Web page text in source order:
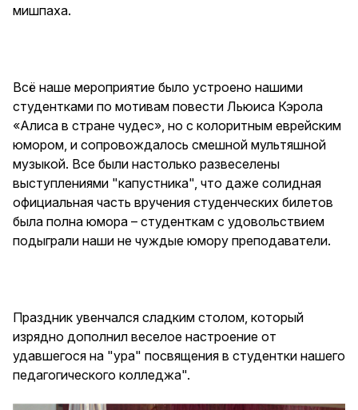
мишпаха.
Всё наше мероприятие было устроено нашими
студентками по мотивам повести Льюиса Кэрола
«Алиса в стране чудес», но с колоритным еврейским
юмором, и сопровождалось смешной мультяшной
музыкой. Все были настолько развеселены
выступлениями "капустника", что даже солидная
официальная часть вручения студенческих билетов
была полна юмора – студенткам с удовольствием
подыграли наши не чуждые юмору преподаватели.
Праздник увенчался сладким столом, который
изрядно дополнил веселое настроение от
удавшегося на "ура" посвящения в студентки нашего
педагогического колледжа".